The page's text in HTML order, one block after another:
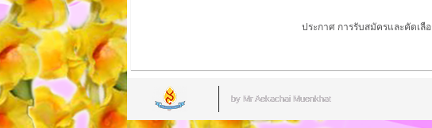
ประกาศ การรับสมัครและคัดเ
by Mr.Aekachai Muenkhat